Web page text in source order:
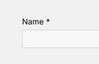
Name *